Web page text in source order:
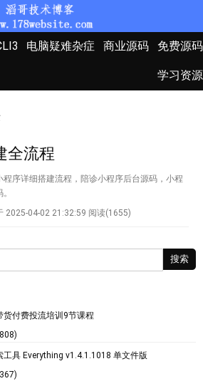
电脑疑难杂症 商业源码 免费源码
学习资源
全流程
程序详细搭建流程，陪诊小程序后台源码，小程
2025-04-02 21:32:59 阅读(1655)
搜索
货付费投流培训9节课程
工具 Everything v1.4.1.1018 单文件版